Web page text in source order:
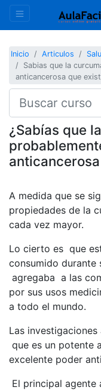
Inicio Articulos
Sabias que la
anticancerosa que
¿Sabías que
A medida que se
propiedades de la
cada vez mayor.
Lo cierto es que
consumido durante
agregaba a las
por sus usos
a todo el mundo.
Las
que es un potente
excelente poder
El principal